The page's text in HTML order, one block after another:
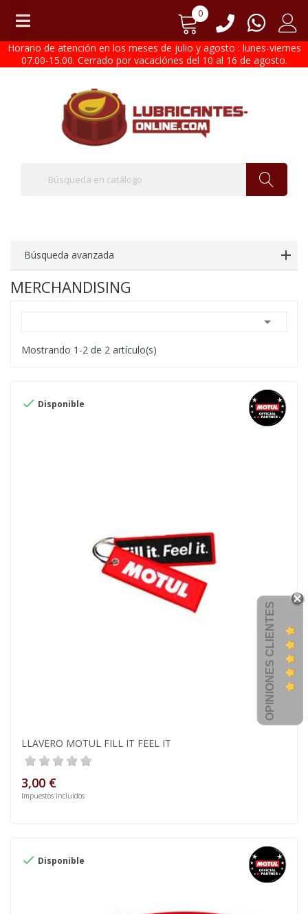
0
Horario de atención en los meses de julio y agosto : lunes-viernes
07.00-15.00. Cerrado por vacaciónes del 10 al 16 de agosto.
Búsqueda avanzada
MERCHANDISING

Mostrando 1-2 de 2 artículo(s)
 Disponible
LLAVERO MOTUL FILL IT FEEL IT
3,00 €
Impuestos incluidos
 Disponible
OPINIONES CLIENTES